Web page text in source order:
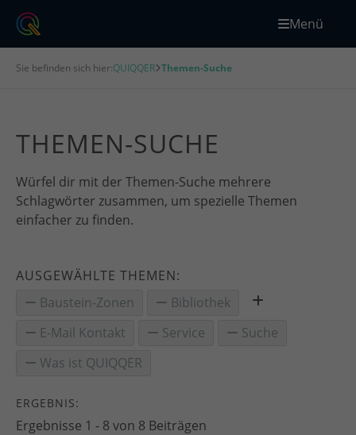
Menü
Sie befinden sich hier:QUIQQER Themen-Suche
THEMEN-SUCHE
Würfel dir mit der Themen-Suche mehrere
Schlagwörter zusammen, um spezielle Themen
einfacher zu finden.
AUSGEWÄHLTE THEMEN:
Baustein-Zonen
Bibliothek
E-Mail Kontakt
Service
Suche
Was ist QUIQQER
ERGEBNIS:
Ergebnisse 1 - 8 von 8 Beiträgen